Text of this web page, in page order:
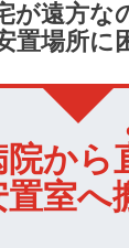
が遠方な
置場所に
院から
室へ